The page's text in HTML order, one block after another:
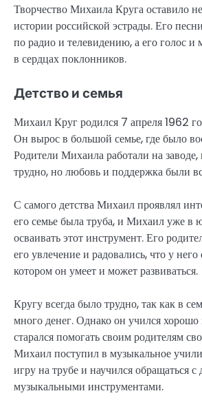
Творчество Михаила Круга оставило
истории российской эстрады. Его
по радио и телевидению, а его голос и
в сердцах поклонников.
Детство и семья
Михаил Круг родился 7 апреля 1962
Он вырос в большой семье, где было
Родители Михаила работали на
трудно, но любовь и поддержка были
С самого детства Михаил проявлял
его семье была труба, и Михаил уже в
осваивать этот инструмент. Его
его увлечение и радовались, что у него
котором он умеет и может развиваться.
Кругу всегда было трудно, так как в
много денег. Однако он учился хорошо
старался помогать своим родителям
Михаил поступил в музыкальное
игру на трубе и научился обращаться с
музыкальными инструментами.